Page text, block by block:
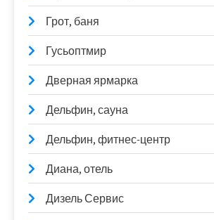
Грот, баня
Гусьоптмир
Дверная ярмарка
Дельфин, сауна
Дельфин, фитнес-центр
Диана, отель
Дизель Сервис